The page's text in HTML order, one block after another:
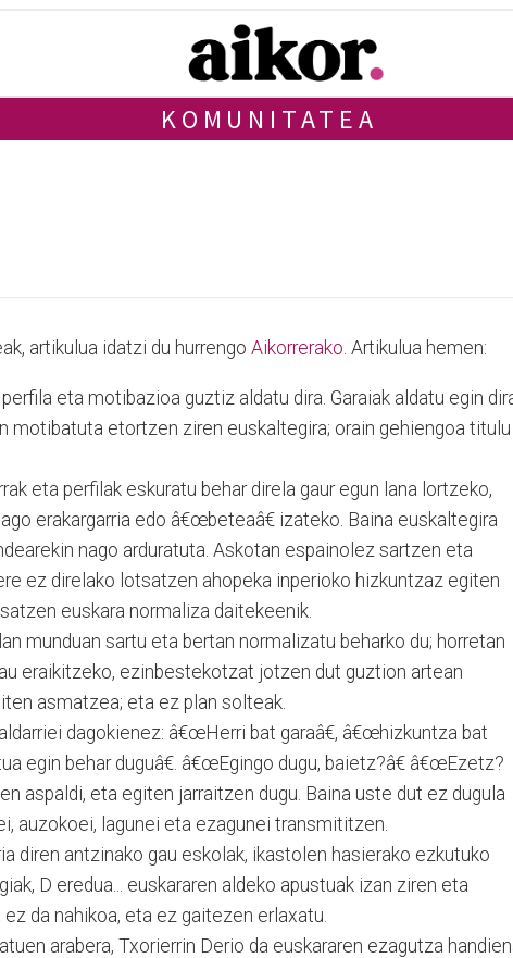
KOMUNITATEA
artikulua idatzi du hurrengo Aikorrerako. Artikulua hemen:
eta motibazioa guztiz aldatu dira. Garaiak aldatu egin
motibatuta etortzen ziren euskaltegira; orain gehiengoa titulu
eta perfilak eskuratu behar direla gaur egun lana lortzeko,
erakargarria edo â€œbeteaâ€ izateko. Baina euskaltegira
nago arduratuta. Askotan espainolez sartzen eta
ez direlako lotsatzen ahopeka inperioko hizkuntzaz egiten
euskara normaliza daitekeenik.
munduan sartu eta bertan normalizatu beharko du; horretan
eraikitzeko, ezinbestekotzat jotzen dut guztion artean
asmatzea; eta ez plan solteak.
dagokienez: â€œHerri bat garaâ€, â€œhizkuntza bat
egin behar duguâ€. â€œEgingo dugu, baietz?â€ â€œEzetz?
aspaldi, eta egiten jarraitzen dugu. Baina uste dut ez dugula
auzokoei, lagunei eta ezagunei transmititzen.
diren antzinako gau eskolak, ikastolen hasierako ezkutuko
D eredua... euskararen aldeko apustuak izan ziren eta
da nahikoa, eta ez gaitezen erlaxatu.
arabera, Txorierrin Derio da euskararen ezagutza